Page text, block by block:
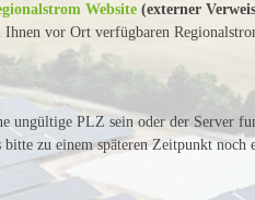
Website (externer
vor Ort verfügbaren
ungültige PLZ sein oder der Server
zu einem späteren Zeitpunkt noch